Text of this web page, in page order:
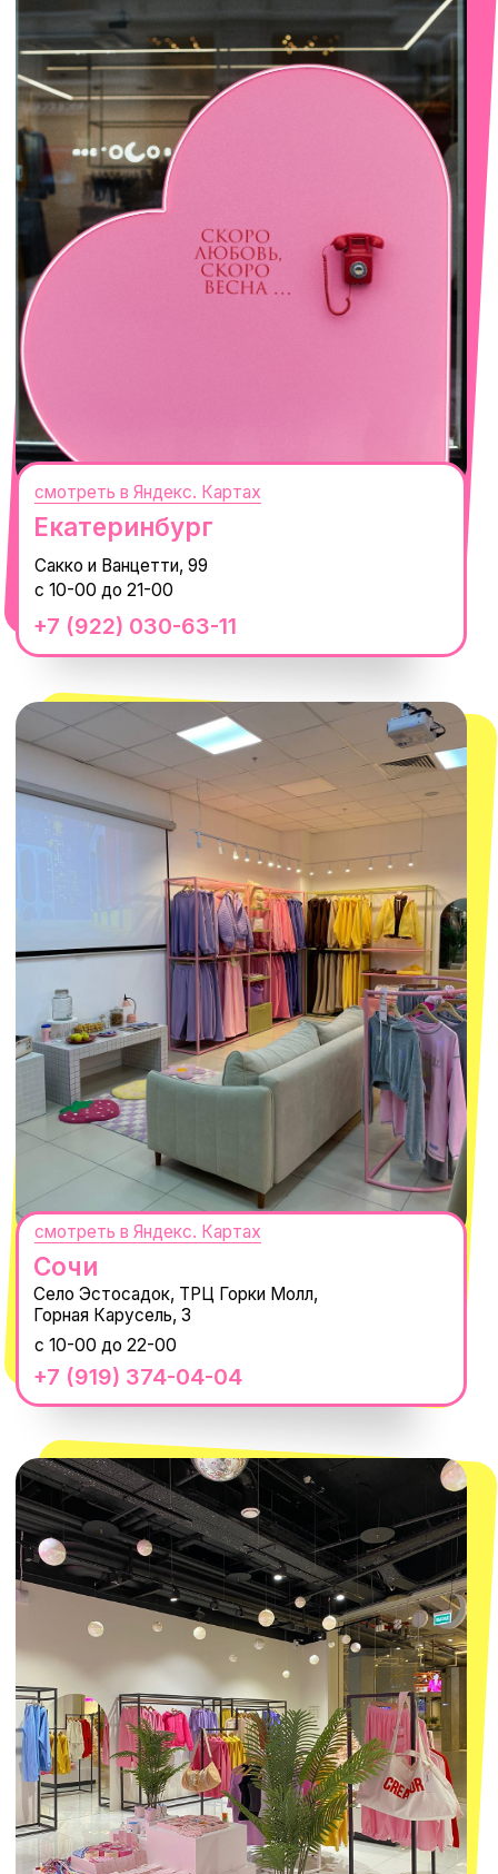
Сочи
Село Эстосадок, ТРЦ Горки Молл,
Горная Карусель, 3
+7 (919) 374-04-04
с 10-00 до 22-00
смотреть в Яндекс. Картах
+7 (932) 602-41-15
ТРК «Европолис Ростокино»
ул. Проспект Мира, 211 к2
с 10-00 до 22-00
Москва
смотреть в Яндекс.Картах
ИП Проворный Алексей Алексеевич
ИНН 667114098580
ОГРНИП 320665800076581
Telegram
WhatsApp
8 800 550-06-92
macrocosm_store@mail.ru
КОНТАКТЫ
Size guide
Обмен и возврат
Доставка и оплата
Вакансии
Реквизиты
Наши путешествия
Наши проекты
Новости
Каталог
О КОМПАНИИ
© 2021-2025 Macrocosm ®
Нажимая "Подписаться", вы соглашаетесь с Политикой обработки
персональных данных
Согласием на рассылку электронных
сообщений
ПОДПИСАТЬСЯ
СЕКРЕТНЫЕ ПРОМОКОДЫ, ПРИГЛАШЕНИЯ
НА МЕРОПРИЯТИЯ И АНОНСЫ НОВИНОК
@MACROCOSM_STORE
MACROCOSM
300'000+ подписчиков
14'000+ подписчиков в нашем Telegram-
канале
Пользовательское соглашение
Политика обработки персональных